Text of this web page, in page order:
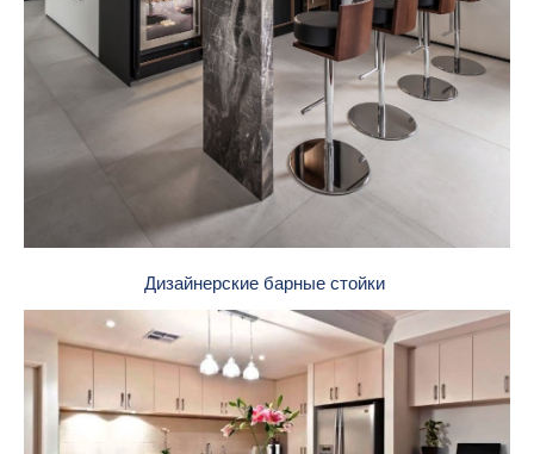
Дизайнерские барные стойки